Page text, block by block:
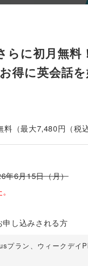
らに初月無料
得に英会話を
（最大7,480円（税
年6月15日（月）
し込みされる方
プラン、ウィークデイ